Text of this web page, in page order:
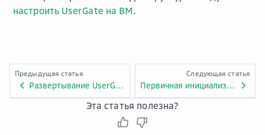
настроить UserGate на ВМ.
Предыдущая статья
Развертывание UserGate на платформе Облако VMware
Следующая статья
Первичная инициализация UserGate
Эта статья полезна?